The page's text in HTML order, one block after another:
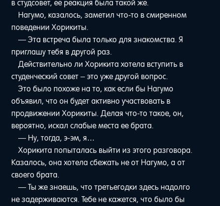
в студсовет, ее реакция была такой же.
Нагумо, казалось, заметил что-то в смиренном
поведении Хорикиты.
— Эта встреча была только для знакомства. Я
приглашу тебя в другой раз.
Действительно ли Хорикита хотела вступить в
студенческий совет – это уже другой вопрос.
Это было похоже на то, как если бы Нагумо
объявил, что он будет активно участвовать в
продвижении Хорикиты. Делая что-то такое, он,
вероятно, искал слабые места ее брата.
— Ну, тогда, э-эм, я…
Хорикита попыталась выйти из этого разговора.
Казалось, она хотела сбежать не от Нагумо, а от
своего брата.
— Ты же знаешь, что третьегодки здесь надолго
не задерживаются. Тебе не кажется, что было бы